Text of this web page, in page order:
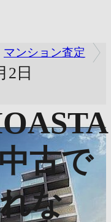
マンション査定
2日
古で
な